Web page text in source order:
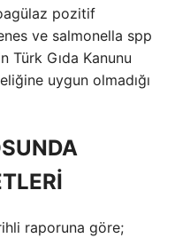
pozitif
ve salmonella spp
Türk Gıda Kanunu
uygun olmadığı
raporuna göre;